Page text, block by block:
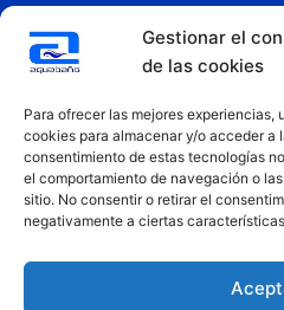
Gestionar el
de las cookies
Para ofrecer las mejores
cookies para almacenar y/o acceder a
consentimiento de estas tecnologías
el comportamiento de navegación o
sitio. No consentir o retirar el
negativamente a ciertas
Política de
Copyright © 2026 Aquabaño |
Diseñado por